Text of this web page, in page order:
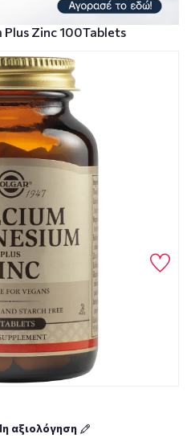
Plus Zinc 100Tablets
αξιολόγηση